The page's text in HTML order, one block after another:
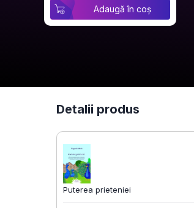
Adaugă în coș
Detalii produs
Puterea prieteniei